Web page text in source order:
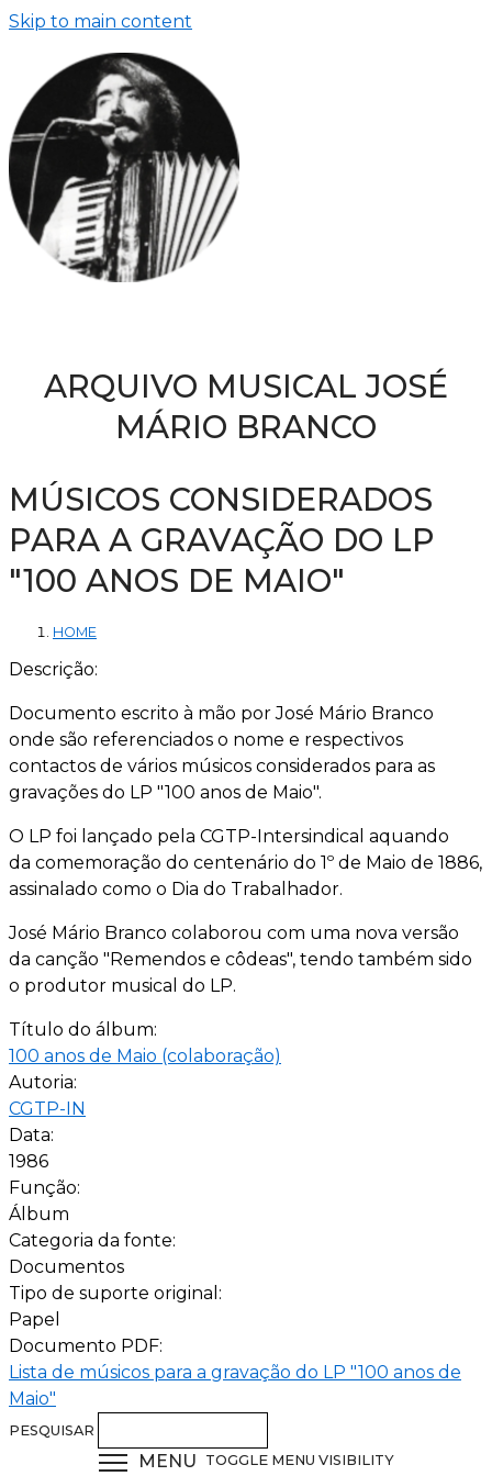
Skip to main content
ARQUIVO MUSICAL JOSÉ
MÁRIO BRANCO
MÚSICOS CONSIDERADOS
PARA A GRAVAÇÃO DO LP
"100 ANOS DE MAIO"
HOME
Descrição:
Documento escrito à mão por José Mário Branco
onde são referenciados o nome e respectivos
contactos de vários músicos considerados para as
gravações do LP "100 anos de Maio".
O LP foi lançado pela CGTP-Intersindical aquando
da comemoração do centenário do 1º de Maio de 1886,
assinalado como o Dia do Trabalhador.
José Mário Branco colaborou com uma nova versão
da canção "Remendos e côdeas", tendo também sido
o produtor musical do LP.
Título do álbum:
100 anos de Maio (colaboração)
Autoria:
CGTP-IN
Data:
1986
Função:
Álbum
Categoria da fonte:
Documentos
Tipo de suporte original:
Papel
Documento PDF:
Lista de músicos para a gravação do LP "100 anos de
Maio"
PESQUISAR
MENU TOGGLE MENU VISIBILITY